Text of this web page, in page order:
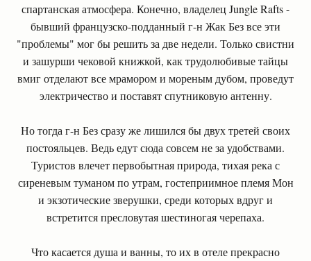
спартанская атмосфера. Конечно, владелец Jungle Rafts -
бывший французско-подданный г-н Жак Без все эти
"проблемы" мог бы решить за две недели. Только свистни
и зашурши чековой книжкой, как трудолюбивые тайцы
вмиг отделают все мрамором и мореным дубом, проведут
электричество и поставят спутниковую антенну.
Но тогда г-н Без сразу же лишился бы двух третей своих
постояльцев. Ведь едут сюда совсем не за удобствами.
Туристов влечет первобытная природа, тихая река с
сиреневым туманом по утрам, гостеприимное племя Мон
и экзотические зверушки, среди которых вдруг и
встретится пресловутая шестиногая черепаха.
Что касается душа и ванны, то их в отеле прекрасно